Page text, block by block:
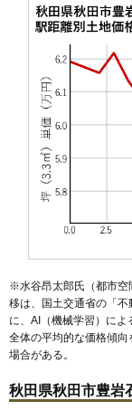
53 川尻新川
54 手形新栄
保戸野八
56 南通宮田
58
59
60 楢山南中
仁井田新
65 桜台
66
68 牛島南
※水谷昂太郎氏（都市空
移は、国土交通省の「不
に、AI（機械学習）に
全体の平均的な価格傾
場合がある。
秋田県秋田市豊岩